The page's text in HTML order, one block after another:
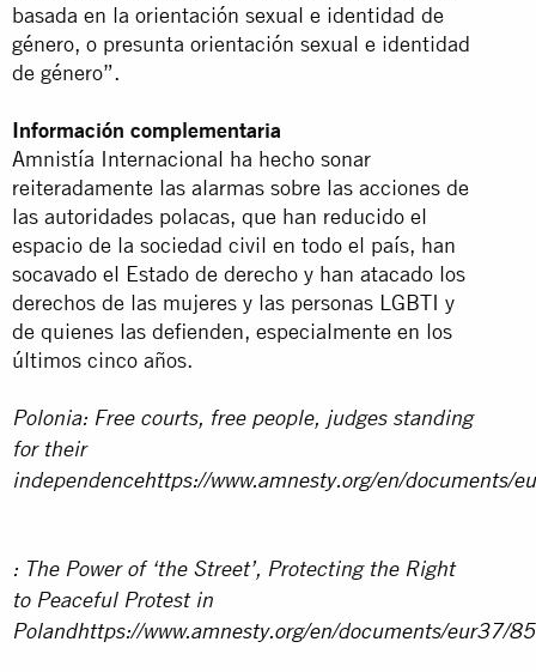
basada en la orientación sexual e identidad de
género, o presunta orientación sexual e identidad
de género”.
Información complementaria
Amnistía Internacional ha hecho sonar
reiteradamente las alarmas sobre las acciones de
las autoridades polacas, que han reducido el
espacio de la sociedad civil en todo el país, han
socavado el Estado de derecho y han atacado los
derechos de las mujeres y las personas LGBTI y
de quienes las defienden, especialmente en los
últimos cinco años.
Polonia: Free courts, free people, judges standing
for their
independencehttps://www.amnesty.org/en/documents/
: The Power of ‘the Street’, Protecting the Right
to Peaceful Protest in
Polandhttps://www.amnesty.org/en/documents/eur37/